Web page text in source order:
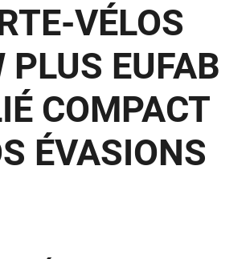
VÉLOS
PLUS EUFAB
COMPACT
ÉVASIONS